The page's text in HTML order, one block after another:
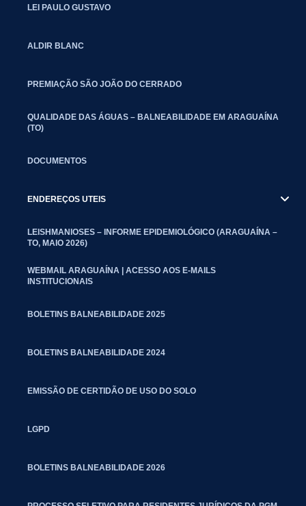
LEI PAULO GUSTAVO
ALDIR BLANC
PREMIAÇÃO SÃO JOÃO DO CERRADO
QUALIDADE DAS ÁGUAS – BALNEABILIDADE EM ARAGUAÍNA
(TO)
DOCUMENTOS
ENDEREÇOS UTEIS
LEISHMANIOSES – INFORME EPIDEMIOLÓGICO (ARAGUAÍNA –
TO, MAIO 2026)
WEBMAIL ARAGUAÍNA | ACESSO AOS E-MAILS
INSTITUCIONAIS
BOLETINS BALNEABILIDADE 2025
BOLETINS BALNEABILIDADE 2024
EMISSÃO DE CERTIDÃO DE USO DO SOLO
LGPD
BOLETINS BALNEABILIDADE 2026